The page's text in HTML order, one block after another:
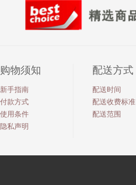
购物须知
新手指南
付款方式
使用条件
隐私声明
配送方式
配送时间
配送收费标准
配送范围